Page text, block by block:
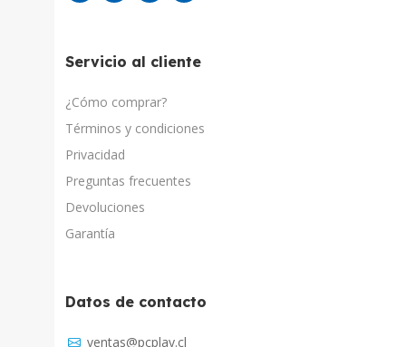
Servicio al cliente
¿Cómo comprar?
Términos y condiciones
Privacidad
Preguntas frecuentes
Devoluciones
Garantía
Datos de contacto
ventas@pcplay.cl
Respuesta inmediata con IA